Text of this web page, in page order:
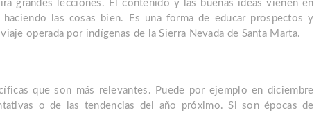
grandes lecciones. El contenido y las buenas ideas vienen en
las cosas bien. Es una forma de educar prospectos y
operada por indígenas de la Sierra Nevada de Santa Marta.
que son más relevantes. Puede por ejemplo en diciembre
o de las tendencias del año próximo. Si son épocas de